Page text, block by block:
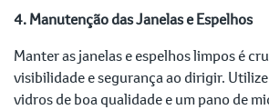
4. Manutenção das Janelas e Espelhos
Manter as janelas e espelhos limpos é
visibilidade e segurança ao dirigir.
vidros de boa qualidade e um pano de